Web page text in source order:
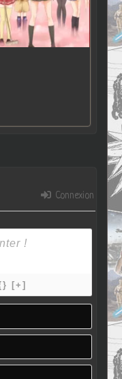
Connexion
[+]
P
e
d
o
E
m
S